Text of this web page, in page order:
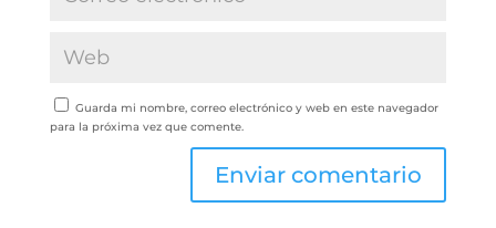
Guarda mi nombre, correo electrónico y web en este navegador
para la próxima vez que comente.